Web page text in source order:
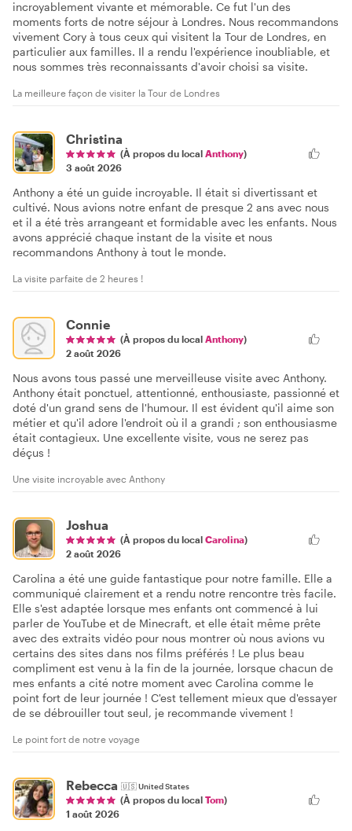
incroyablement vivante et mémorable. Ce fut l'un des
moments forts de notre séjour à Londres. Nous recommandons
vivement Cory à tous ceux qui visitent la Tour de Londres, en
particulier aux familles. Il a rendu l'expérience inoubliable, et
nous sommes très reconnaissants d'avoir choisi sa visite.
La meilleure façon de visiter la Tour de Londres
Christina
(À propos du local Anthony)
3 août 2026
Anthony a été un guide incroyable. Il était si divertissant et
cultivé. Nous avions notre enfant de presque 2 ans avec nous
et il a été très arrangeant et formidable avec les enfants. Nous
avons apprécié chaque instant de la visite et nous
recommandons Anthony à tout le monde.
La visite parfaite de 2 heures !
Connie
(À propos du local Anthony)
2 août 2026
Nous avons tous passé une merveilleuse visite avec Anthony.
Anthony était ponctuel, attentionné, enthousiaste, passionné et
doté d'un grand sens de l'humour. Il est évident qu'il aime son
métier et qu'il adore l'endroit où il a grandi ; son enthousiasme
était contagieux. Une excellente visite, vous ne serez pas
déçus !
Une visite incroyable avec Anthony
Joshua
(À propos du local Carolina)
2 août 2026
Carolina a été une guide fantastique pour notre famille. Elle a
communiqué clairement et a rendu notre rencontre très facile.
Elle s'est adaptée lorsque mes enfants ont commencé à lui
parler de YouTube et de Minecraft, et elle était même prête
avec des extraits vidéo pour nous montrer où nous avions vu
certains des sites dans nos films préférés ! Le plus beau
compliment est venu à la fin de la journée, lorsque chacun de
mes enfants a cité notre moment avec Carolina comme le
point fort de leur journée ! C'est tellement mieux que d'essayer
de se débrouiller tout seul, je recommande vivement !
Le point fort de notre voyage
Rebecca 🇺🇸United States
(À propos du local Tom)
1 août 2026